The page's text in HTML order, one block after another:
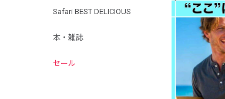
Safari BEST DELICIOUS
本・雑誌
セール